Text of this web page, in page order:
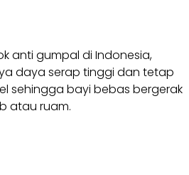
anti gumpal di Indonesia,
daya serap tinggi dan tetap
sehingga bayi bebas bergerak
atau ruam.